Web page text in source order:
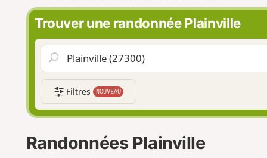
o
Trouver une randonnée Plainville
Filtres NOUVEAU
Randonnées Plainville